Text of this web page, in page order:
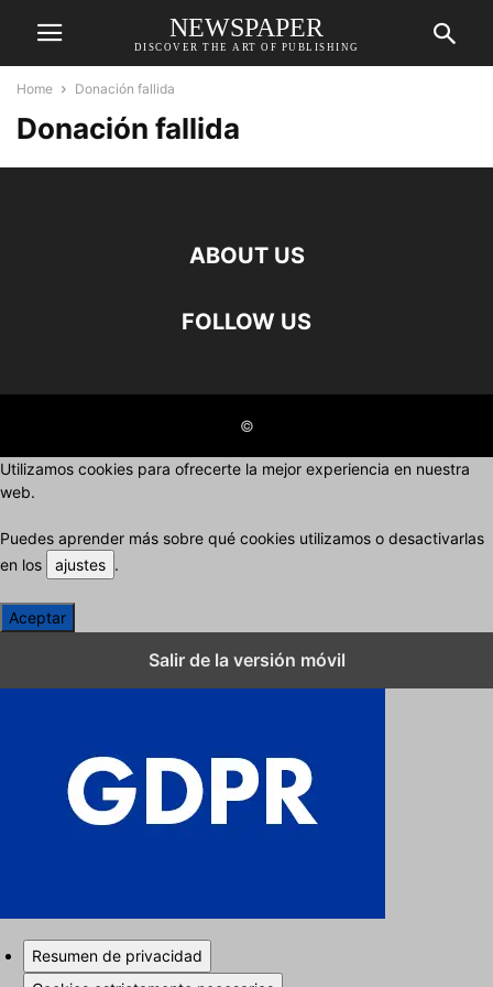
NEWSPAPER
DISCOVER THE ART OF PUBLISHING
Home Donación fallida
Donación fallida
ABOUT US
FOLLOW US
©
Utilizamos cookies para ofrecerte la mejor experiencia en nuestra
web.
Puedes aprender más sobre qué cookies utilizamos o desactivarlas
en los
ajustes .
Aceptar
Salir de la versión móvil
Resumen de privacidad